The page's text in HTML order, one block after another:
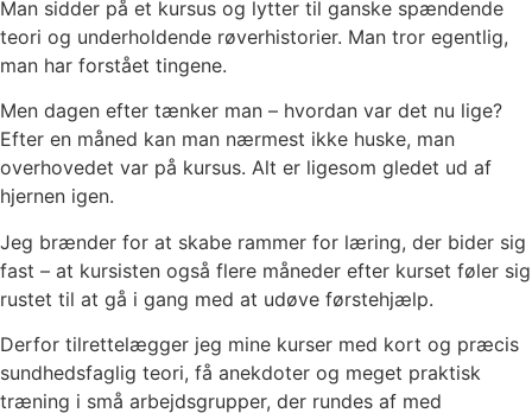
Man sidder på et kursus og lytter til ganske spændende
teori og underholdende røverhistorier. Man tror egentlig,
man har forstået tingene.
Men dagen efter tænker man – hvordan var det nu lige?
Efter en måned kan man nærmest ikke huske, man
overhovedet var på kursus. Alt er ligesom gledet ud af
hjernen igen.
Jeg brænder for at skabe rammer for læring, der bider sig
fast – at kursisten også flere måneder efter kurset føler sig
rustet til at gå i gang med at udøve førstehjælp.
Derfor tilrettelægger jeg mine kurser med kort og præcis
sundhedsfaglig teori, få anekdoter og meget praktisk
træning i små arbejdsgrupper, der rundes af med